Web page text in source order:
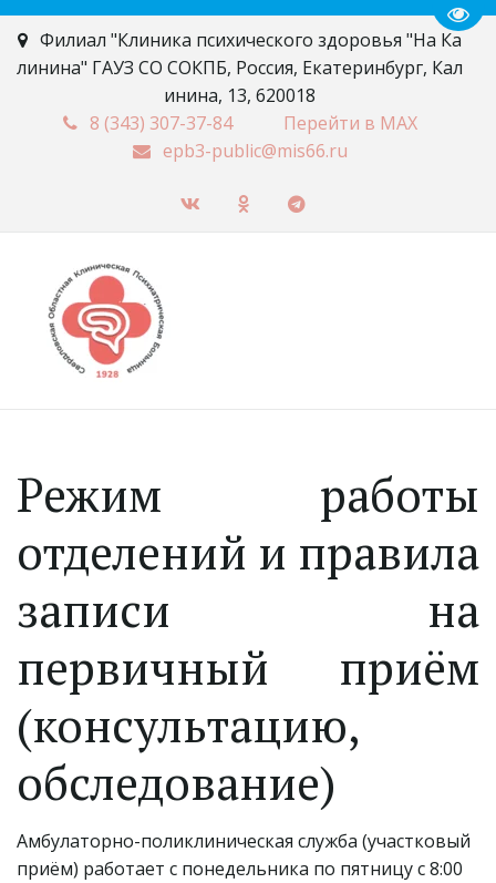
Филиал "Клиника психического здоровья "На Ка
линина" ГАУЗ СО СОКПБ, Россия, Екатеринбург, Кал
инина, 13, 620018
8 (343) 307-37-84
Перейти в MAX
epb3-public@mis66.ru
Режим работы
отделений и правила
записи на
первичный приём
(консультацию,
обследование)
Амбулаторно-поликлиническая служба (участковый
приём) работает с понедельника по пятницу с 8:00